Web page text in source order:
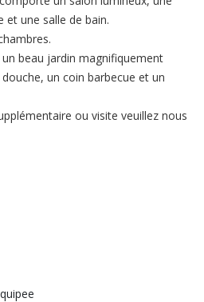
et une salle de bain.
beau jardin magnifiquement
un coin barbecue et un
ou visite veuillez nous